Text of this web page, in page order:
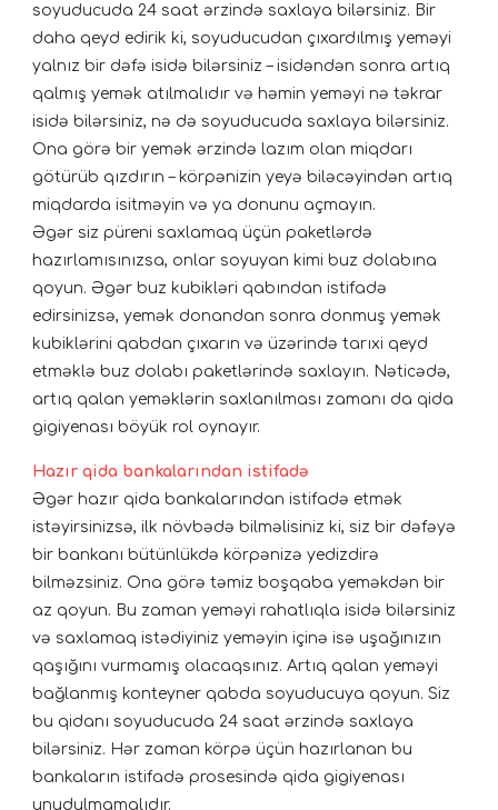
soyuducuda 24 saat ərzində saxlaya bilərsiniz. Bir
daha qeyd edirik ki, soyuducudan çıxardılmış yeməyi
yalnız bir dəfə isidə bilərsiniz – isidəndən sonra artıq
qalmış yemək atılmalıdır və həmin yeməyi nə təkrar
isidə bilərsiniz, nə də soyuducuda saxlaya bilərsiniz.
Ona görə bir yemək ərzində lazım olan miqdarı
götürüb qızdırın – körpənizin yeyə biləcəyindən artıq
miqdarda isitməyin və ya donunu açmayın.
Əgər siz püreni saxlamaq üçün paketlərdə
hazırlamısınızsa, onlar soyuyan kimi buz dolabına
qoyun. Əgər buz kubikləri qabından istifadə
edirsinizsə, yemək donandan sonra donmuş yemək
kubiklərini qabdan çıxarın və üzərində tarıxi qeyd
etməklə buz dolabı paketlərində saxlayın. Nəticədə,
artıq qalan yeməklərin saxlanılması zamanı da qida
gigiyenası böyük rol oynayır.
Hazır qida bankalarından istifadə
Əgər hazır qida bankalarından istifadə etmək
istəyirsinizsə, ilk növbədə bilməlisiniz ki, siz bir dəfəyə
bir bankanı bütünlükdə körpənizə yedizdirə
bilməzsiniz. Ona görə təmiz boşqaba yeməkdən bir
az qoyun. Bu zaman yeməyi rahatlıqla isidə bilərsiniz
və saxlamaq istədiyiniz yeməyin içinə isə uşağınızın
qaşığını vurmamış olacaqsınız. Artıq qalan yeməyi
bağlanmış konteyner qabda soyuducuya qoyun. Siz
bu qidanı soyuducuda 24 saat ərzində saxlaya
bilərsiniz. Hər zaman körpə üçün hazırlanan bu
bankaların istifadə prosesində qida gigiyenası
unudulmamalıdır.